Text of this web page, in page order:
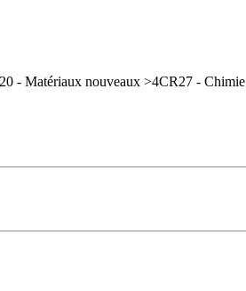
- Matériaux nouveaux >4CR27 - Chimie